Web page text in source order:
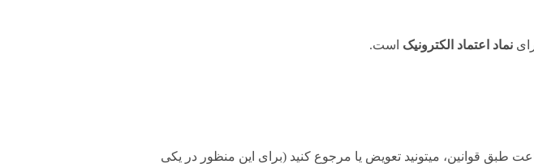
نماد اعتماد الکترونیک است.
که محصول رسید به دستتون اگه به هر دلیلی دوستش نداشتید تا ۲۴ ساعت طبق قوانین، میتونید تعویض یا مرجوع کنید (برای این منظور در یکی